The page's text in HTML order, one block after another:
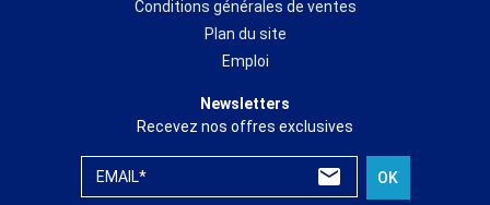
Conditions générales de ventes
Plan du site
Emploi
Newsletters
Recevez nos offres exclusives
EMAIL* OK